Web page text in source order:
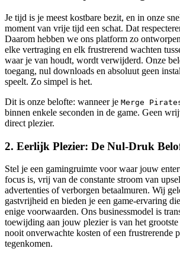
Je tijd is je meest kostbare bezit, en in onze
moment van vrije tijd een schat. Dat
Daarom hebben we ons platform zo
elke vertraging en elk frustrerend wachten
waar je van houdt, wordt verwijderd. Onze
toegang, nul downloads en absoluut geen
speelt. Zo simpel is het.
Dit is onze belofte: wanneer je Merge
binnen enkele seconden in de game. Geen
direct plezier.
2. Eerlijk Plezier: De Nul-Druk
Stel je een gamingruimte voor waar jouw
focus is, vrij van de constante stroom van
advertenties of verborgen betaalmuren. Wij
gastvrijheid en bieden je een game-ervaring
enige voorwaarden. Ons businessmodel is
toewijding aan jouw plezier is van het
nooit onverwachte kosten of een frustrerende
tegenkomen.